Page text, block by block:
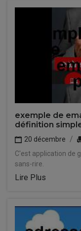
exemple de
définition
20 décembre
C'est application de
sans-rire.
Lire Plus